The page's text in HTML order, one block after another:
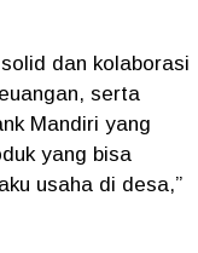
dan kolaborasi
serta
Mandiri yang
yang bisa
usaha di desa,”